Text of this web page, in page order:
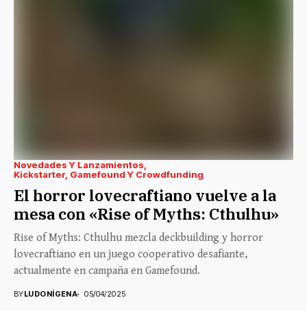
Novedades Y Lanzamientos
Kickstarter, Gamefound Y Crowdfunding
El horror lovecraftiano vuelve a la
mesa con «Rise of Myths: Cthulhu»
Rise of Myths: Cthulhu mezcla deckbuilding y horror
lovecraftiano en un juego cooperativo desafiante,
actualmente en campaña en Gamefound.
BYLUDONÍGENA 05/04/2025